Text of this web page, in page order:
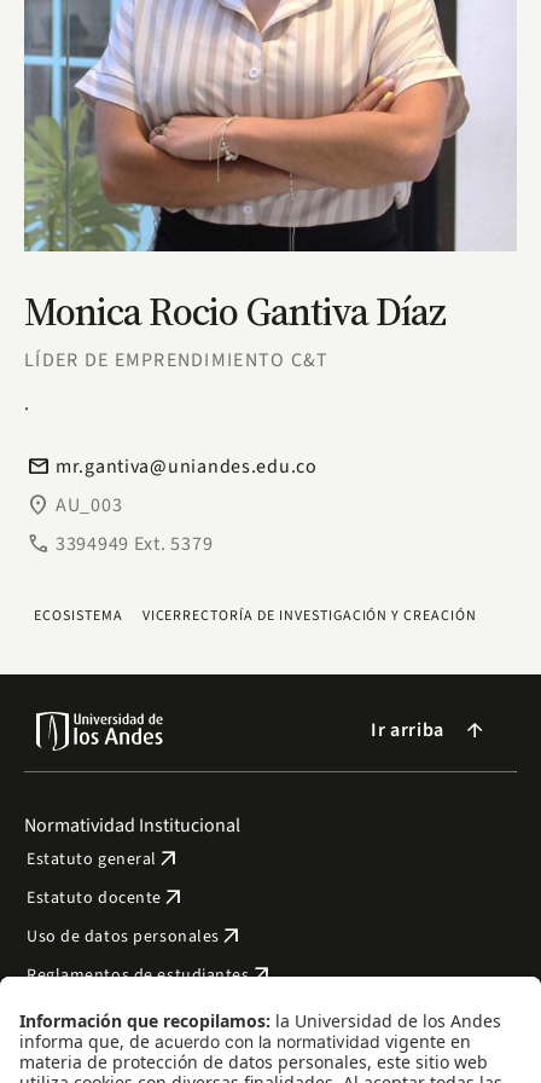
Monica Rocio Gantiva Díaz
LÍDER DE EMPRENDIMIENTO C&T
.
email mr.gantiva@uniandes.edu.co
place AU_003
phone 3394949 Ext. 5379
ECOSISTEMA VICERRECTORÍA DE INVESTIGACIÓN Y CREACIÓN
Ir arriba arrow_forward
Normatividad Institucional
Estatuto general arrow_outward
Estatuto docente arrow_outward
Uso de datos personales arrow_outward
Reglamentos de estudiantesarrow_outward
Transparencia y acceso a la información públicaarrow_outward
Bienestararrow_outward